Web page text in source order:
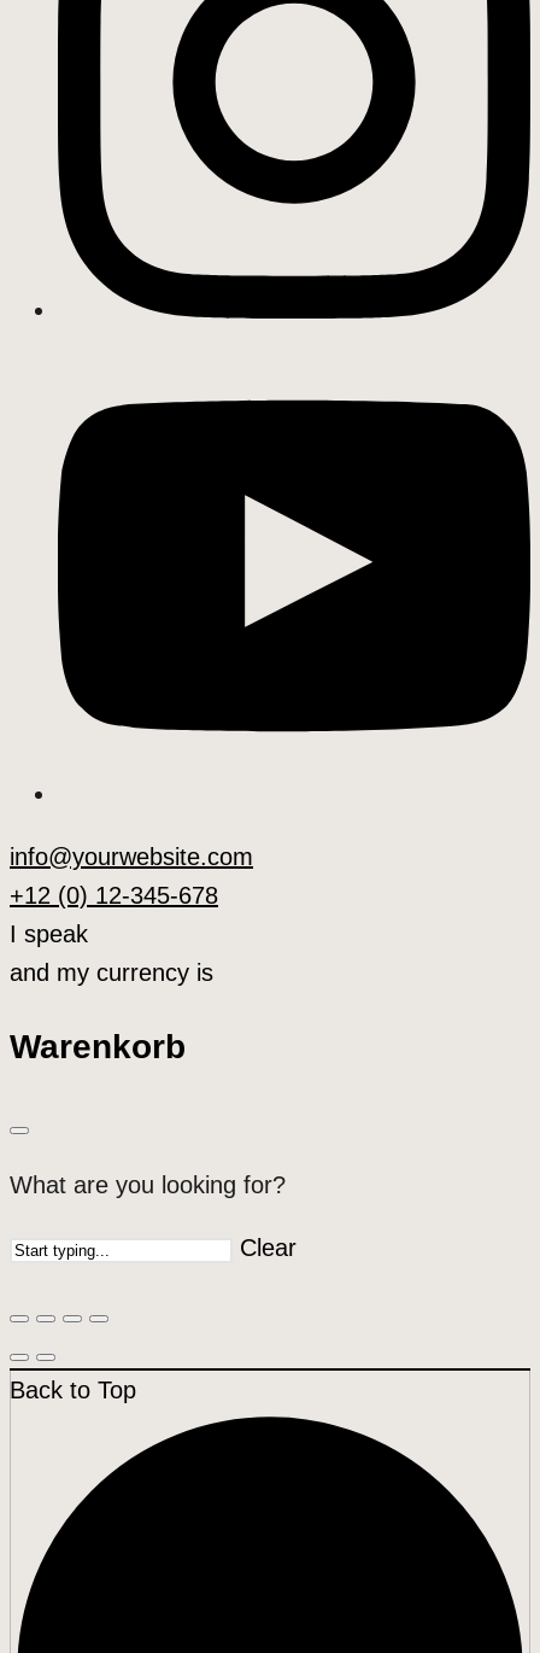
info@yourwebsite.com
+12 (0) 12-345-678
I speak
and my currency is
Warenkorb
What are you looking for?
Clear
Back to Top